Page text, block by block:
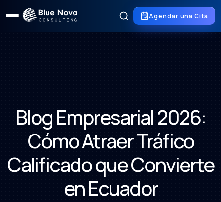
Agendar una Cita
Blog Empresarial 2026:
Cómo Atraer Tráfico
Calificado que Convierte
en Ecuador